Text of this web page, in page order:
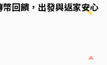
回饋，出發與返家安心